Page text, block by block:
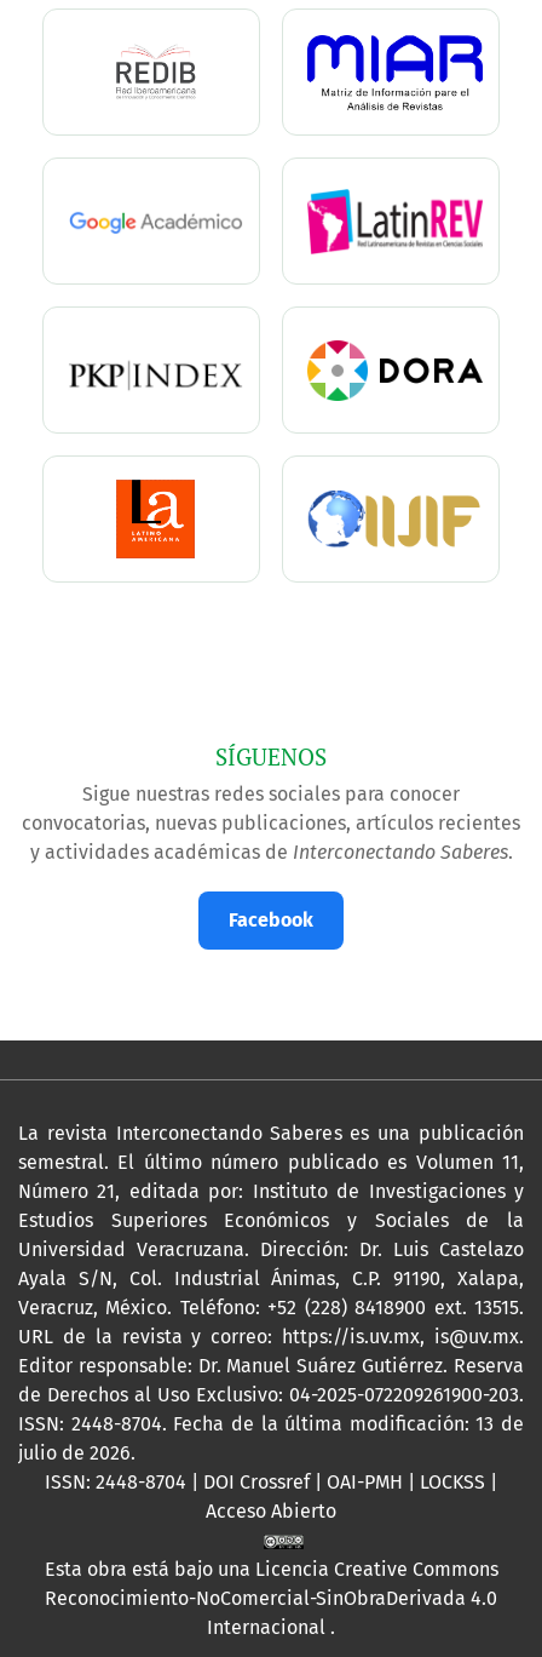
SÍGUENOS
Sigue nuestras redes sociales para conocer
convocatorias, nuevas publicaciones, artículos recientes
y actividades académicas de Interconectando Saberes.
Facebook
La revista Interconectando Saberes es una publicación
semestral. El último número publicado es Volumen 11,
Número 21, editada por: Instituto de Investigaciones y
Estudios Superiores Económicos y Sociales de la
Universidad Veracruzana. Dirección: Dr. Luis Castelazo
Ayala S/N, Col. Industrial Ánimas, C.P. 91190, Xalapa,
Veracruz, México. Teléfono: +52 (228) 8418900 ext. 13515.
URL de la revista y correo:
https://is.uv.mx, is@uv.mx.
Editor responsable: Dr. Manuel Suárez Gutiérrez. Reserva
de Derechos al Uso Exclusivo: 04-2025-072209261900-203.
ISSN: 2448-8704. Fecha de la última modificación: 13 de
julio de 2026.
ISSN: 2448-8704 | DOI Crossref | OAI-PMH | LOCKSS |
Acceso Abierto
Esta obra está bajo una Licencia Creative Commons
Reconocimiento-NoComercial-SinObraDerivada 4.0
Internacional .